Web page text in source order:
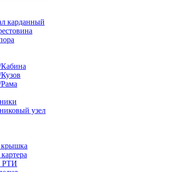
карданный
узел
крышка
РТИ